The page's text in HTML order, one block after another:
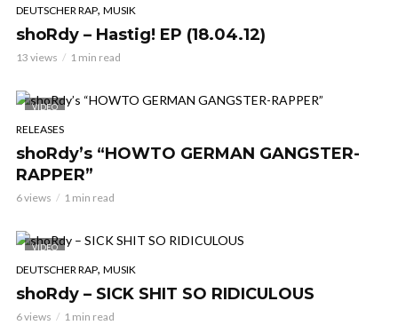
DEUTSCHER RAP, MUSIK
shoRdy – Hastig! EP (18.04.12)
13 views 1 min read
VIDEO
RELEASES
shoRdy’s “HOWTO GERMAN GANGSTER-
RAPPER”
6 views 1 min read
VIDEO
DEUTSCHER RAP, MUSIK
shoRdy – SICK SHIT SO RIDICULOUS
6 views 1 min read